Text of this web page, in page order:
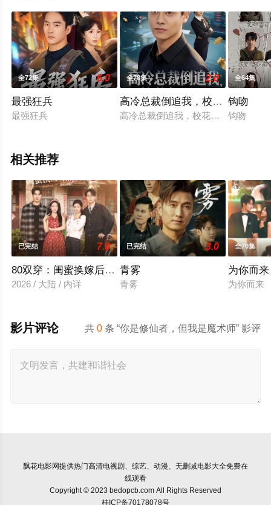
全72集 6.0
最强狂兵
最强狂兵
全78集 2.0
高冷总裁倒追我，校花急哭了
高冷总裁倒追我，校花急哭了
全64集
钩吻
钩吻
相关推荐
已完结 7.0
80双穿：闺蜜换嫁后赢麻了
2026 / 大陆 / 内详
已完结 3.0
青雾
青雾
全70集
为你而来
为你而来
共0 条 “你是修仙者，但我是魔术师” 影评
影片评论
飘花电影网提供热门高清电视剧、综艺、动漫、无删减电影大全免费在
线观看
Copyright © 2023 bedopcb.com All Rights Reserved
桂ICP备70178078号